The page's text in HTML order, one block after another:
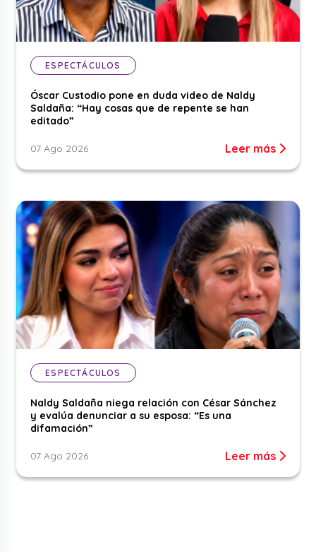
ESPECTÁCULOS
Óscar Custodio pone en duda video de Naldy
Saldaña: “Hay cosas que de repente se han
editado”
07 Ago 2026 Leer más
ESPECTÁCULOS
Naldy Saldaña niega relación con César Sánchez
y evalúa denunciar a su esposa: “Es una
difamación”
07 Ago 2026 Leer más